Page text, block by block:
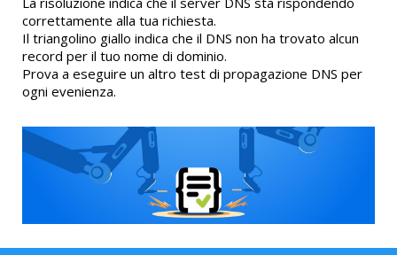
correttamente alla tua richiesta.
Il triangolino giallo indica che il DNS non ha trovato alcun
record per il tuo nome di dominio.
Prova a eseguire un altro test di propagazione DNS per
ogni evenienza.